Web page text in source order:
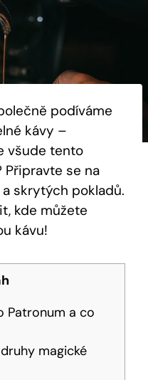
podíváme
kávy –
všude tento
se na
skrytých pokladů.
kde můžete
kávu!
Patronum a co
magické